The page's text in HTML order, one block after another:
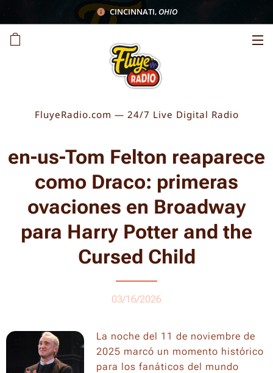
CINCINNATI,OHIO
FluyeRadio.com — 24/7 Live Digital Radio
en-us-Tom Felton reaparece
como Draco: primeras
ovaciones en Broadway
para Harry Potter and the
Cursed Child
03/16/2026
La noche del 11 de noviembre de
2025 marcó un momento histórico
para los fanáticos del mundo